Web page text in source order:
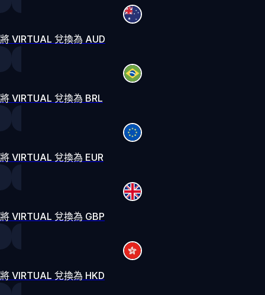
將 VIRTUAL 兌換為 AUD
將 VIRTUAL 兌換為 BRL
將 VIRTUAL 兌換為 EUR
將 VIRTUAL 兌換為 GBP
將 VIRTUAL 兌換為 HKD